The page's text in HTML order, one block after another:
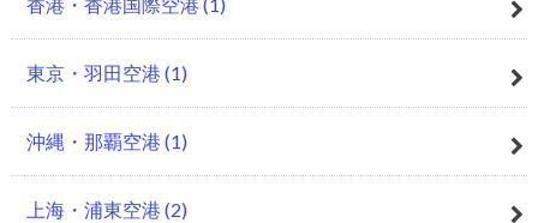
東京・羽田空港 (1)
沖縄・那覇空港 (1)
上海・浦東空港 (2)